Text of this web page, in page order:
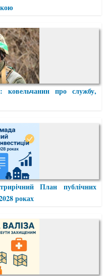
ковельчанин про службу,
План публічних
роках